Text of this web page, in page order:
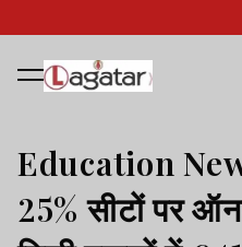
Education
25% सीटों पर